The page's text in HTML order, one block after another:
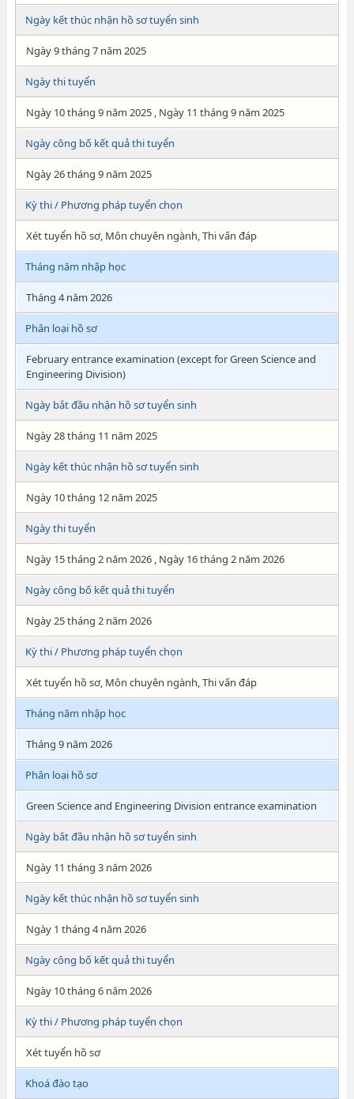
Ngày kết thúc nhận hồ sơ tuyển sinh
Ngày 9 tháng 7 năm 2025
Ngày thi tuyển
Ngày 10 tháng 9 năm 2025 , Ngày 11 tháng 9 năm 2025
Ngày công bố kết quả thi tuyển
Ngày 26 tháng 9 năm 2025
Kỳ thi / Phương pháp tuyển chọn
Xét tuyển hồ sơ, Môn chuyên ngành, Thi vấn đáp
Tháng năm nhập học
Tháng 4 năm 2026
Phân loại hồ sơ
February entrance examination (except for Green Science and
Engineering Division)
Ngày bắt đầu nhận hồ sơ tuyển sinh
Ngày 28 tháng 11 năm 2025
Ngày kết thúc nhận hồ sơ tuyển sinh
Ngày 10 tháng 12 năm 2025
Ngày thi tuyển
Ngày 15 tháng 2 năm 2026 , Ngày 16 tháng 2 năm 2026
Ngày công bố kết quả thi tuyển
Ngày 25 tháng 2 năm 2026
Kỳ thi / Phương pháp tuyển chọn
Xét tuyển hồ sơ, Môn chuyên ngành, Thi vấn đáp
Tháng năm nhập học
Tháng 9 năm 2026
Phân loại hồ sơ
Green Science and Engineering Division entrance examination
Ngày bắt đầu nhận hồ sơ tuyển sinh
Ngày 11 tháng 3 năm 2026
Ngày kết thúc nhận hồ sơ tuyển sinh
Ngày 1 tháng 4 năm 2026
Ngày công bố kết quả thi tuyển
Ngày 10 tháng 6 năm 2026
Kỳ thi / Phương pháp tuyển chọn
Xét tuyển hồ sơ
Khoá đào tạo